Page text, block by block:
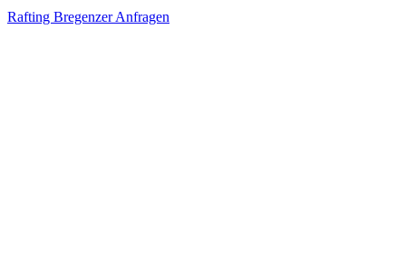
Rafting Bregenzer Anfragen